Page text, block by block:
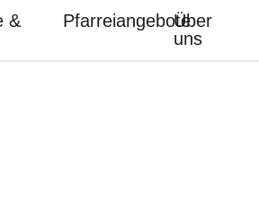
&
PfarreiangeboteÜber
uns